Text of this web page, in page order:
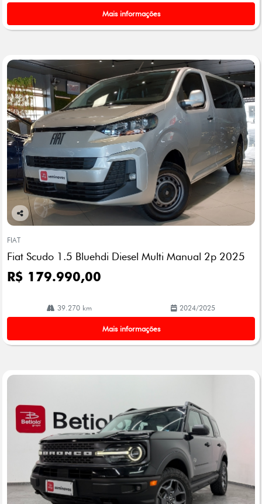
Mais informações
Co
arti
lhe
FIAT
Fiat Scudo 1.5 Bluehdi Diesel Multi Manual 2p 2025
R$ 179.990,00
39.270 km 2024/2025
Mais informações